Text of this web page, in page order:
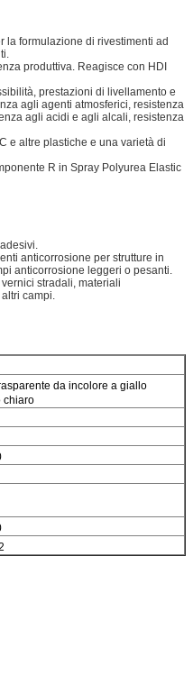
la formulazione di rivestimenti ad
produttiva. Reagisce con HDI
prestazioni di livellamento e
agli agenti atmosferici, resistenza
agli acidi e agli alcali, resistenza
e altre plastiche e una varietà di
R in Spray Polyurea Elastic
anticorrosione per strutture in
anticorrosione leggeri o pesanti.
stradali, materiali
campi.
da incolore a giallo
chiaro